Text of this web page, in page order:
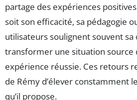
partage des expériences
soit son efficacité, sa pédagogie
utilisateurs soulignent souvent sa
transformer une situation source
expérience réussie. Ces retours
de Rémy d’élever constamment
qu’il propose.